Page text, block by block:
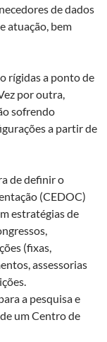
de dados
atuação, bem
rígidas a ponto de
por outra,
sofrendo
a partir de
de definir o
(CEDOC)
estratégias de
(fixas,
assessorias
a pesquisa e
um Centro de